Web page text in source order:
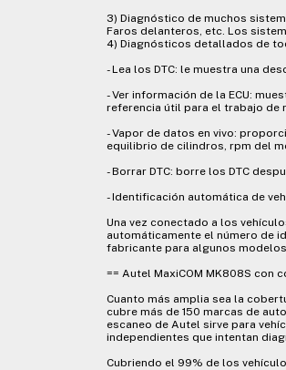
3) Diagnóstico de muchos
Faros delanteros, etc. Los
4) Diagnósticos detallados de
- Lea los DTC: le muestra una
- Ver información de la ECU:
referencia útil para el trabajo de
- Vapor de datos en vivo:
equilibrio de cilindros, rpm del
- Borrar DTC: borre los DTC
- Identificación automática de
Una vez conectado a los
automáticamente el número de
fabricante para algunos
== Autel MaxiCOM MK808S con
Cuanto más amplia sea la
cubre más de 150 marcas de
escaneo de Autel sirve para
independientes que intentan
Cubriendo el 99% de los